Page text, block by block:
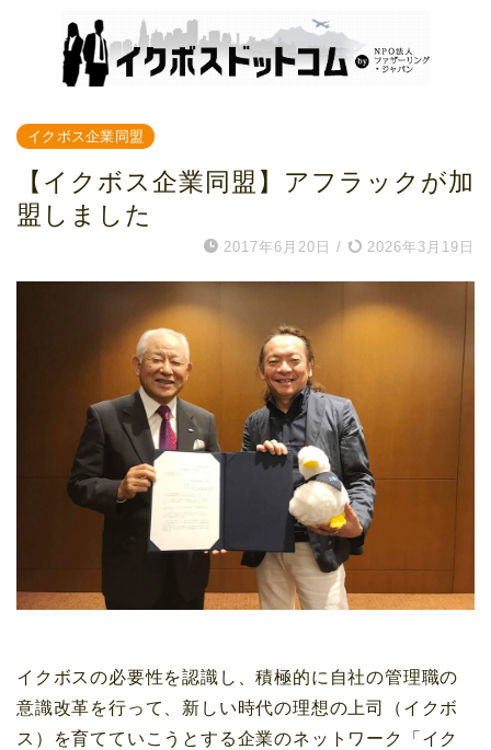
イクボス企業同盟
【イクボス企業同盟】アフラックが加
盟しました
2017年6月20日 / 2026年3月19日
イクボスの必要性を認識し、積極的に自社の管理職の
意識改革を行って、新しい時代の理想の上司（イクボ
ス）を育てていこうとする企業のネットワーク「イク